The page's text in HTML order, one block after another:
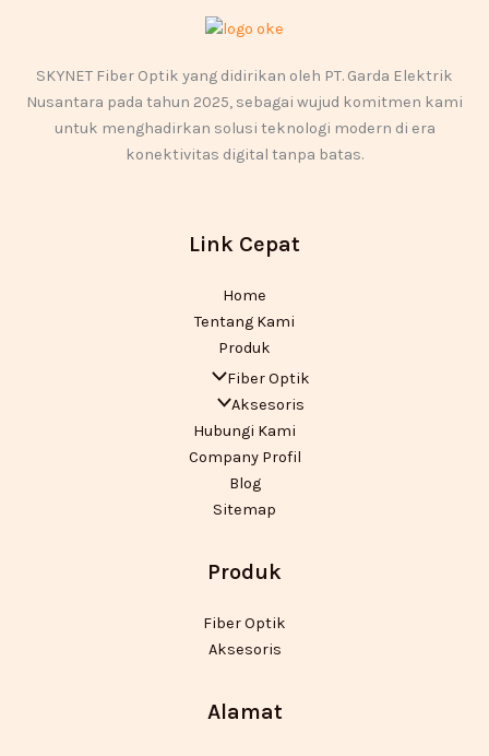
SKYNET Fiber Optik yang didirikan oleh PT. Garda Elektrik
Nusantara pada tahun 2025, sebagai wujud komitmen kami
untuk menghadirkan solusi teknologi modern di era
konektivitas digital tanpa batas.
Link Cepat
Home
Tentang Kami
Produk
Fiber Optik
Aksesoris
Hubungi Kami
Company Profil
Blog
Sitemap
Produk
Fiber Optik
Aksesoris
Alamat